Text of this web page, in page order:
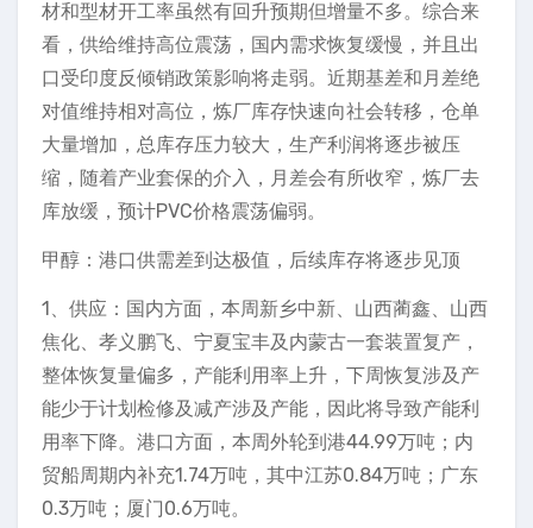
材和型材开工率虽然有回升预期但增量不多。综合来
看，供给维持高位震荡，国内需求恢复缓慢，并且出
口受印度反倾销政策影响将走弱。近期基差和月差绝
对值维持相对高位，炼厂库存快速向社会转移，仓单
大量增加，总库存压力较大，生产利润将逐步被压
缩，随着产业套保的介入，月差会有所收窄，炼厂去
库放缓，预计PVC价格震荡偏弱。
甲醇：港口供需差到达极值，后续库存将逐步见顶
1、供应：国内方面，本周新乡中新、山西蔺鑫、山西
焦化、孝义鹏飞、宁夏宝丰及内蒙古一套装置复产，
整体恢复量偏多，产能利用率上升，下周恢复涉及产
能少于计划检修及减产涉及产能，因此将导致产能利
用率下降。港口方面，本周外轮到港44.99万吨；内
贸船周期内补充1.74万吨，其中江苏0.84万吨；广东
0.3万吨；厦门0.6万吨。